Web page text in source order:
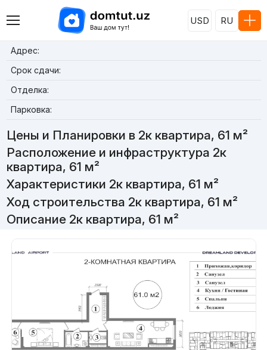
USD RU
Адрес:
Срок сдачи:
Отделка:
Парковка:
Цены и Планировки в 2к квартира, 61 м²
Расположение и инфраструктура 2к
квартира, 61 м²
Характеристики 2к квартира, 61 м²
Ход строительства 2к квартира, 61 м²
Описание 2к квартира, 61 м²